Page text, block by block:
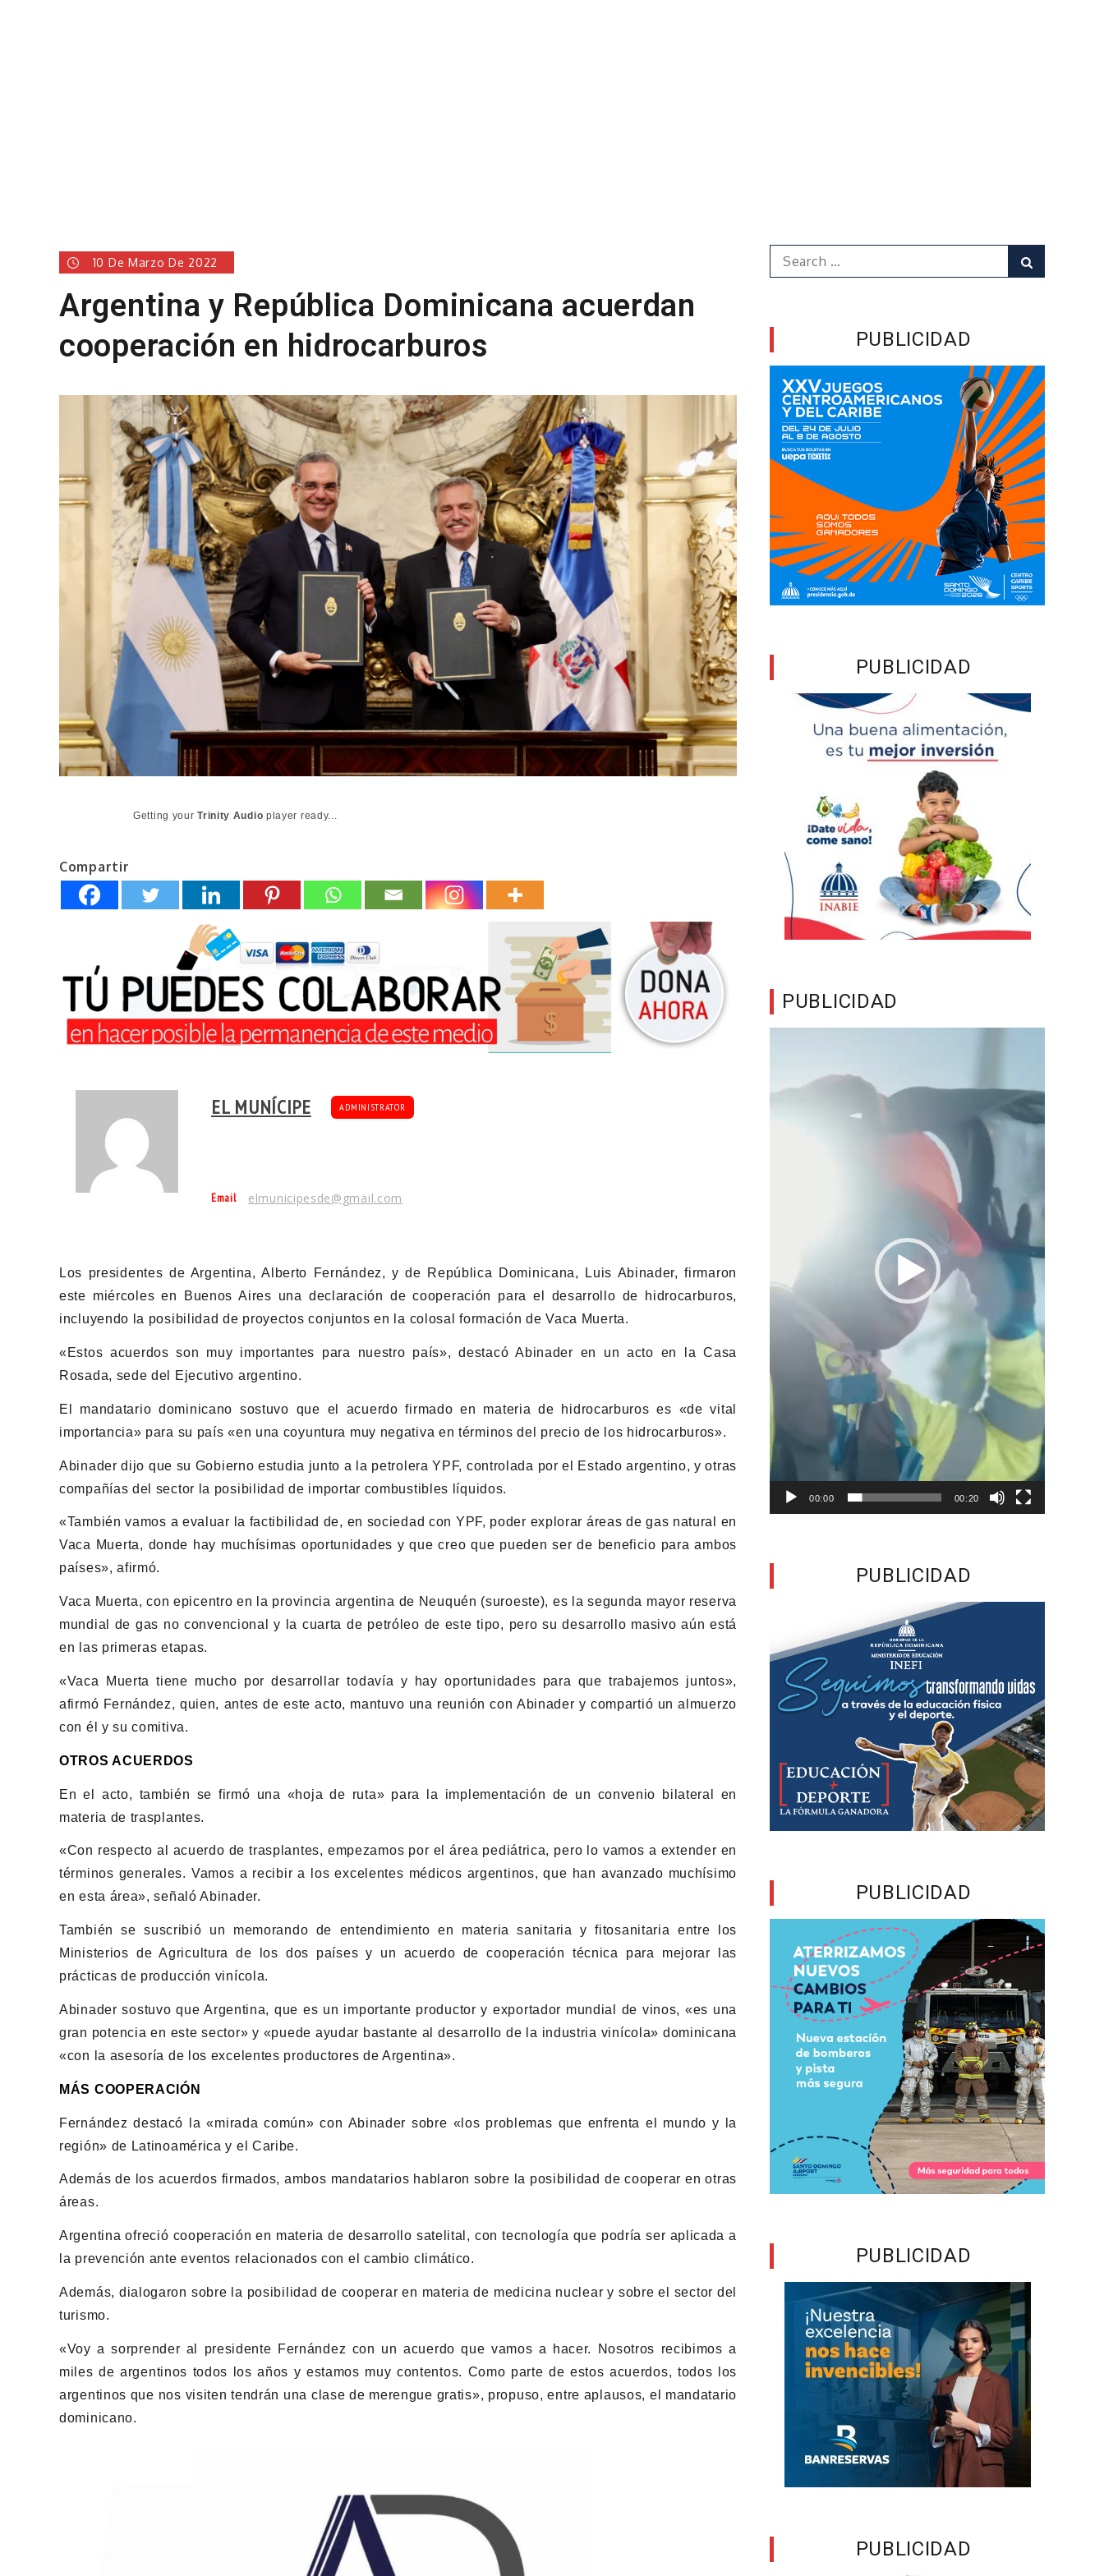
10 De Marzo De 2022
Argentina y República Dominicana acuerdan
cooperación en hidrocarburos
Getting yourTrinity Audio player ready...
Compartir
EL MUNÍCIPE ADMINISTRATOR
Email elmunicipesde@gmail.com
Los presidentes de Argentina, Alberto Fernández, y de República Dominicana, Luis Abinader, firmaron
este miércoles en Buenos Aires una declaración de cooperación para el desarrollo de hidrocarburos,
incluyendo la posibilidad de proyectos conjuntos en la colosal formación de Vaca Muerta.
«Estos acuerdos son muy importantes para nuestro país», destacó Abinader en un acto en la Casa
Rosada, sede del Ejecutivo argentino.
El mandatario dominicano sostuvo que el acuerdo firmado en materia de hidrocarburos es «de vital
importancia» para su país «en una coyuntura muy negativa en términos del precio de los hidrocarburos».
Abinader dijo que su Gobierno estudia junto a la petrolera YPF, controlada por el Estado argentino, y otras
compañías del sector la posibilidad de importar combustibles líquidos.
«También vamos a evaluar la factibilidad de, en sociedad con YPF, poder explorar áreas de gas natural en
Vaca Muerta, donde hay muchísimas oportunidades y que creo que pueden ser de beneficio para ambos
países», afirmó.
Vaca Muerta, con epicentro en la provincia argentina de Neuquén (suroeste), es la segunda mayor reserva
mundial de gas no convencional y la cuarta de petróleo de este tipo, pero su desarrollo masivo aún está
en las primeras etapas.
«Vaca Muerta tiene mucho por desarrollar todavía y hay oportunidades para que trabajemos juntos»,
afirmó Fernández, quien, antes de este acto, mantuvo una reunión con Abinader y compartió un almuerzo
con él y su comitiva.
OTROS ACUERDOS
En el acto, también se firmó una «hoja de ruta» para la implementación de un convenio bilateral en
materia de trasplantes.
«Con respecto al acuerdo de trasplantes, empezamos por el área pediátrica, pero lo vamos a extender en
términos generales. Vamos a recibir a los excelentes médicos argentinos, que han avanzado muchísimo
en esta área», señaló Abinader.
También se suscribió un memorando de entendimiento en materia sanitaria y fitosanitaria entre los
Ministerios de Agricultura de los dos países y un acuerdo de cooperación técnica para mejorar las
prácticas de producción vinícola.
Abinader sostuvo que Argentina, que es un importante productor y exportador mundial de vinos, «es una
gran potencia en este sector» y «puede ayudar bastante al desarrollo de la industria vinícola» dominicana
«con la asesoría de los excelentes productores de Argentina».
MÁS COOPERACIÓN
Fernández destacó la «mirada común» con Abinader sobre «los problemas que enfrenta el mundo y la
región» de Latinoamérica y el Caribe.
Además de los acuerdos firmados, ambos mandatarios hablaron sobre la posibilidad de cooperar en otras
áreas.
Argentina ofreció cooperación en materia de desarrollo satelital, con tecnología que podría ser aplicada a
la prevención ante eventos relacionados con el cambio climático.
Además, dialogaron sobre la posibilidad de cooperar en materia de medicina nuclear y sobre el sector del
turismo.
«Voy a sorprender al presidente Fernández con un acuerdo que vamos a hacer. Nosotros recibimos a
miles de argentinos todos los años y estamos muy contentos. Como parte de estos acuerdos, todos los
argentinos que nos visiten tendrán una clase de merengue gratis», propuso, entre aplausos, el mandatario
dominicano.
Search
for:
PUBLICIDAD
PUBLICIDAD
PUBLICIDAD
00:00 00:20
PUBLICIDAD
PUBLICIDAD
PUBLICIDAD
PUBLICIDAD